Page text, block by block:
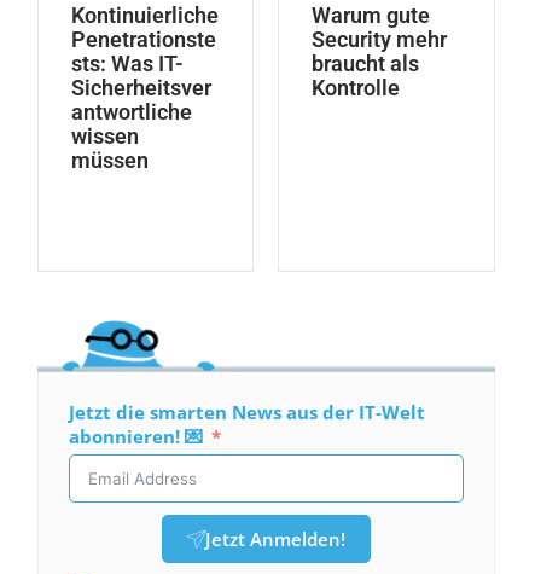
Kontinuierliche
Penetrationste
sts: Was IT-
Sicherheitsver
antwortliche
wissen
müssen
Warum gute
Security mehr
braucht als
Kontrolle
Jetzt die smarten News aus der IT-Welt
abonnieren! 💌
Jetzt Anmelden!